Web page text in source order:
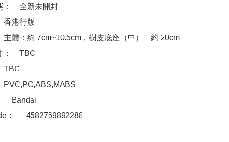
：　全新未開封
香港行版
主體：約 7cm~10.5cm，樹皮底座（中）：約 20cm
：　TBC
TBC
PVC,PC,ABS,MABS
　Bandai
：　  4582769892288